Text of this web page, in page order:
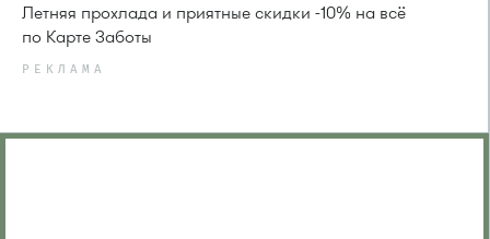
Летняя прохлада и приятные скидки -10% на всё
по Карте Заботы
РЕКЛАМА